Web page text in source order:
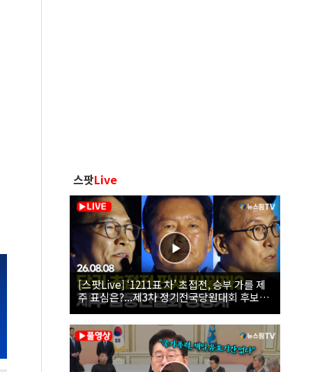
스팟Live
[스팟Live] ‘1211표 차’ 초접전, 승부 가를 제
주 표심은?...제3차 정기전국당원대회 후보자
제주 합동연설회 생중계 | 26.08.08